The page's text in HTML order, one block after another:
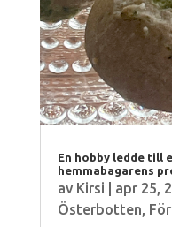
En hobby ledde till
hemmabagarens
av Kirsi apr 25,
Österbotten,